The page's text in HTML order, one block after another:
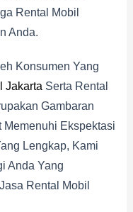
Rental Mobil
Anda.
Konsumen Yang
Jakarta Serta Rental
Gambaran
Ekspektasi
Lengkap, Kami
Anda Yang
Rental Mobil